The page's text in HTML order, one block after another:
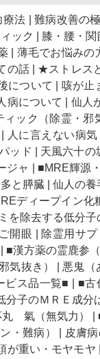
療法 難病改善の
ック
膝・腰・関
薄毛でお悩みの
の話| ★ストレス
について 咳が止
病について
仙人
ック（除霊・邪
人に言えない病気
ッド
天風六十の
ジャ
■MRE輝源
と膵臓 仙人の養
ディープイン化
を除去する低分子
開眼 除霊用サ
■漢方薬の霊鹿参（
気抜き）
悪鬼（
ビス品一覧■ ■古
分子のＭＲＥ成分
丸 氣（無気力）
・難病）
皮膚
が重い・モヤモヤ